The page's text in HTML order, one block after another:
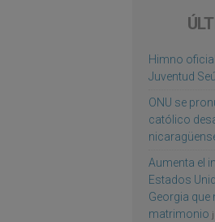
Himno
Juventud
ONU se
católico
Aumenta el
Estados
Georgia que
matrimonio